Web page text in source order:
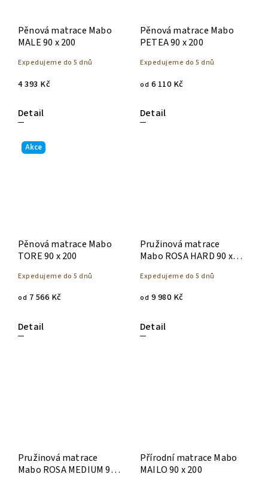
Pěnová matrace Mabo
MALE 90 x 200
Expedujeme do 5 dnů
4 393 Kč
Detail
Pěnová matrace Mabo
PETEA 90 x 200
Expedujeme do 5 dnů
od 6 110 Kč
Detail
Akce
Pěnová matrace Mabo
TORE 90 x 200
Expedujeme do 5 dnů
od 7 566 Kč
Detail
Pružinová matrace
Mabo ROSA HARD 90 x
Expedujeme do 5 dnů
od 9 980 Kč
Detail
Pružinová matrace
Mabo ROSA MEDIUM 90 x
Přírodní matrace Mabo
MAILO 90 x 200